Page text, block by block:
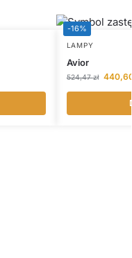
-16%
LAMPY
Avior
524,47zł